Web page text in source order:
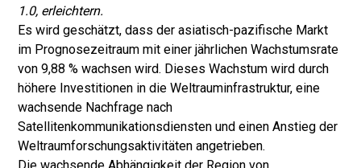
1.0, erleichtern.
Es wird geschätzt, dass der asiatisch-pazifische Markt
im Prognosezeitraum mit einer jährlichen Wachstumsrate
von 9,88 % wachsen wird. Dieses Wachstum wird durch
höhere Investitionen in die Weltrauminfrastruktur, eine
wachsende Nachfrage nach
Satellitenkommunikationsdiensten und einen Anstieg der
Weltraumforschungsaktivitäten angetrieben.